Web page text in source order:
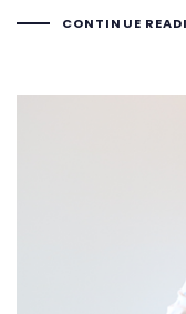
CONTINUE